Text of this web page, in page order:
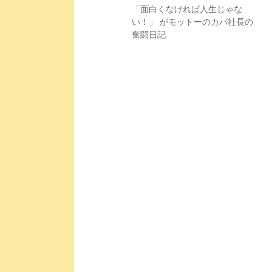
「面白くなければ人生じゃな
い！」 がモットーのカバ社長の
奮闘日記